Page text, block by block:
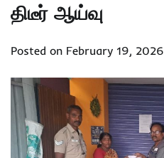
திடீர் ஆய்வு
Posted on February 19, 2026